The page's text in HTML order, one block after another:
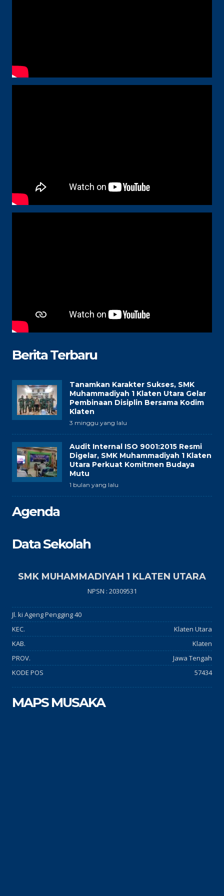
Berita Terbaru
Tanamkan Karakter Sukses, SMK
Muhammadiyah 1 Klaten Utara Gelar
Pembinaan Disiplin Bersama Kodim
Klaten
3 minggu yang lalu
Audit Internal ISO 9001:2015 Resmi
Digelar, SMK Muhammadiyah 1 Klaten
Utara Perkuat Komitmen Budaya
Mutu
1 bulan yang lalu
Agenda
Data Sekolah
SMK MUHAMMADIYAH 1 KLATEN UTARA
NPSN : 20309531
Jl. ki Ageng Pengging 40
KEC.
Klaten Utara
KAB.
Klaten
PROV.
Jawa Tengah
KODE POS
57434
MAPS MUSAKA